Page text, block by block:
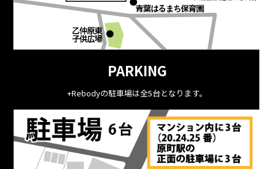
PARKING
+Rebodyの駐車場は全5台となります。